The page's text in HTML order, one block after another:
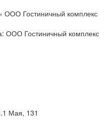
ООО Гостиничный комплекс
ООО Гостиничный комплекс
Мая, 131